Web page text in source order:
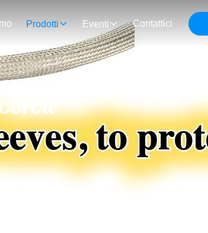
Prodotti Eventi Contattici